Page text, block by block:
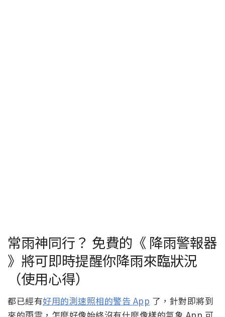
來的雨雲，怎麼好像始終沒有什麼像樣的氣象 App 可
以提供即時的降雨提醒？以上，是時常騎著機車進行
旅遊的小編心中常常冒出的問號。直到最近發現了一
款名為《降雨警報器（Rain Alarm）》的 App，終於
讓我可以更即時且主動地得到關於降雨方面的參考資
訊 — 注意，真的是參考，但說真的小編抓過不少類似